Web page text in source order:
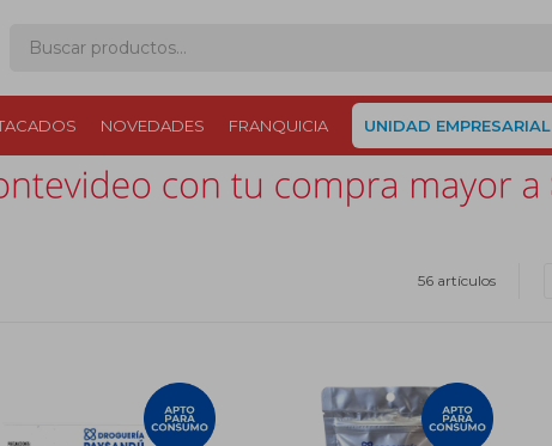
NOVEDADES FRANQUICIA UNIDAD EMPRESARIAL
56 artículos